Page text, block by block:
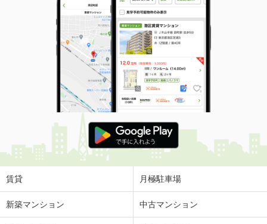
賃貸 月極駐車場
新築マンション 中古マンション